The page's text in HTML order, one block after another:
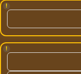
!
!